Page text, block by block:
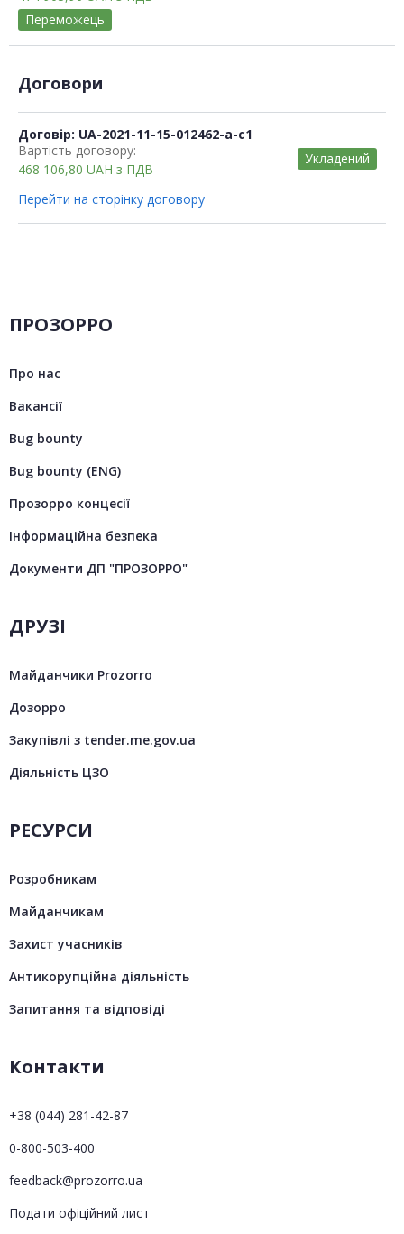
Переможець
Договори
Договір: UA-2021-11-15-012462-a-c1
Вартість договору:
468 106,80 UAH з ПДВ
Укладений
Перейти на сторінку договору
ПРОЗОРРО
Про нас
Вакансії
Bug bounty
Bug bounty (ENG)
Прозорро концесії
Інформаційна безпека
Документи ДП "ПРОЗОРРО"
ДРУЗІ
Майданчики Prozorro
Дозорро
Закупівлі з tender.me.gov.ua
Діяльність ЦЗО
РЕСУРСИ
Розробникам
Майданчикам
Захист учасників
Антикорупційна діяльність
Запитання та відповіді
Контакти
+38 (044) 281-42-87
0-800-503-400
feedback@prozorro.ua
Подати офіційний лист